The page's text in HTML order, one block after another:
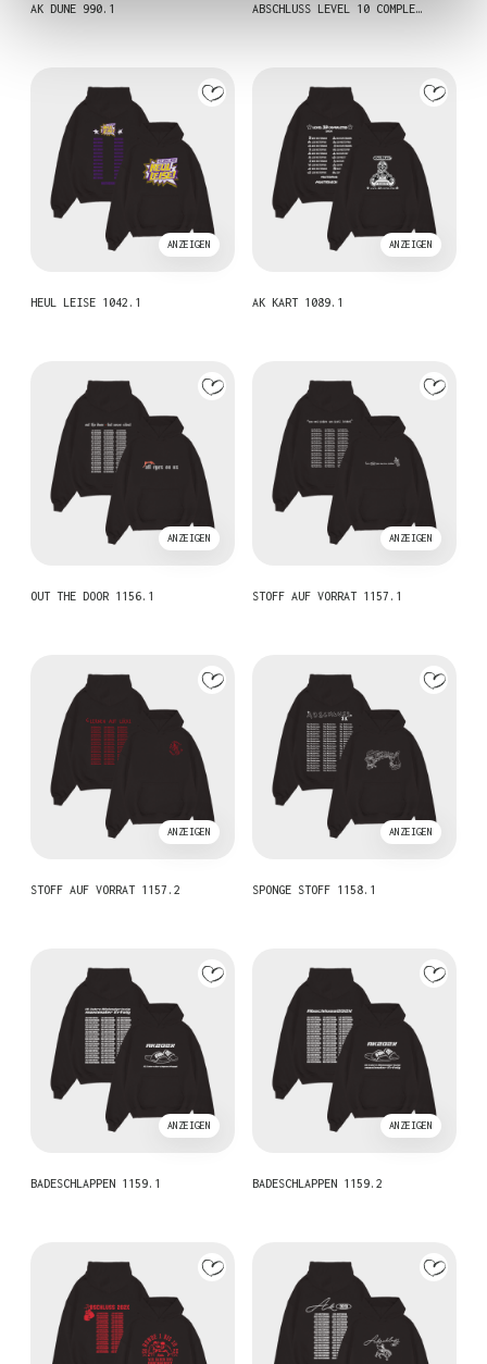
AK DUNE 990.1 ABSCHLUSS LEVEL 10 COMPLE…
ANZEIGEN
HEUL LEISE 1042.1
ANZEIGEN
AK KART 1089.1
ANZEIGEN
OUT THE DOOR 1156.1
ANZEIGEN
STOFF AUF VORRAT 1157.1
ANZEIGEN
STOFF AUF VORRAT 1157.2
ANZEIGEN
SPONGE STOFF 1158.1
ANZEIGEN
BADESCHLAPPEN 1159.1
ANZEIGEN
BADESCHLAPPEN 1159.2